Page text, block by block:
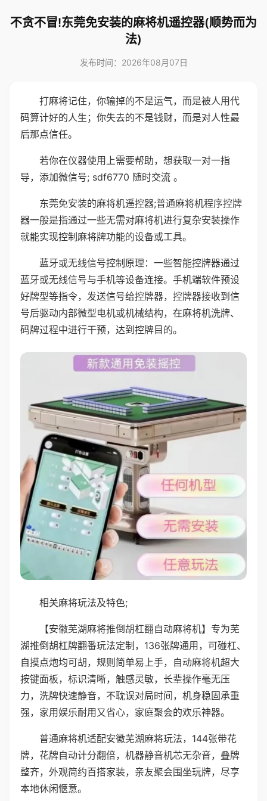
不贪不冒!东莞免安装的麻将机遥控器(顺势而为
法)
发布时间：2026年08月07日
打麻将记住，你输掉的不是运气，而是被人用代
码算计好的人生；你失去的不是钱财，而是对人性最
后那点信任。
若你在仪器使用上需要帮助，想获取一对一指
导，添加微信号; sdf6770 随时交流 。
东莞免安装的麻将机遥控器;普通麻将机程序控牌
器一般是指通过一些无需对麻将机进行复杂安装操作
就能实现控制麻将牌功能的设备或工具。
蓝牙或无线信号控制原理：一些智能控牌器通过
蓝牙或无线信号与手机等设备连接。手机端软件预设
好牌型等指令，发送信号给控牌器，控牌器接收到信
号后驱动内部微型电机或机械结构，在麻将机洗牌、
码牌过程中进行干预，达到控牌目的。
相关麻将玩法及特色;
【安徽芜湖麻将推倒胡杠翻自动麻将机】专为芜
湖推倒胡杠牌翻番玩法定制，136张牌通用，可碰杠、
自摸点炮均可胡，规则简单易上手，自动麻将机超大
按键面板，标识清晰，触感灵敏，长辈操作毫无压
力，洗牌快速静音，不耽误对局时间，机身稳固承重
强，家用娱乐耐用又省心，家庭聚会的欢乐神器。
普通麻将机适配安徽芜湖麻将玩法，144张带花
牌，花牌自动计分翻倍，机器静音机芯无杂音，叠牌
整齐，外观简约百搭家装，亲友聚会围坐玩牌，尽享
本地休闲惬意。